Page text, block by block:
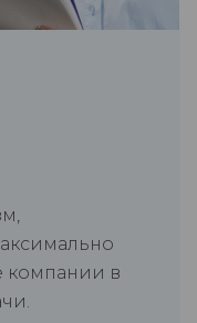
компании в